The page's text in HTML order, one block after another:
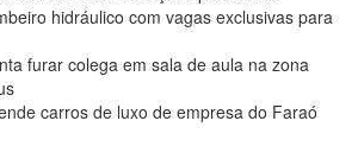
hidráulico com vagas exclusivas para
furar colega em sala de aula na zona
carros de luxo de empresa do Faraó